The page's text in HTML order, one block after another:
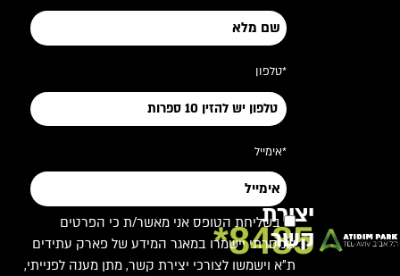
8485*
יצירת
קשר
*טלפון
*אימייל
בשליחת הטופס אני מאשר/ת כי הפרטים
שמסרתי יישמרו במאגר המידע של פארק עתידים
ת"א וישמשו לצורכי יצירת קשר, מתן מענה לפנייתי,